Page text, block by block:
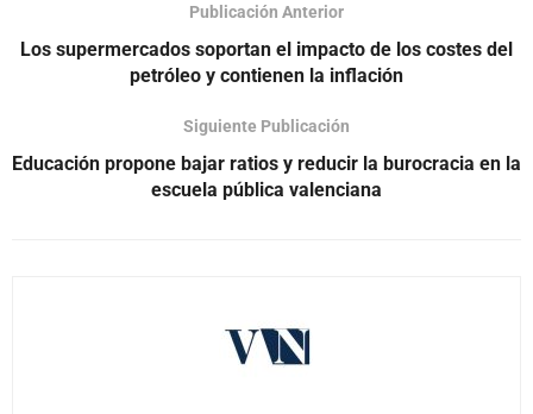
Publicación Anterior
Los supermercados soportan el impacto de los costes del
petróleo y contienen la inflación
Siguiente Publicación
Educación propone bajar ratios y reducir la burocracia en la
escuela pública valenciana